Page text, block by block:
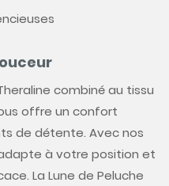
combiné au tissu
offre un confort
de détente. Avec nos
à votre position et
La Lune de Peluche